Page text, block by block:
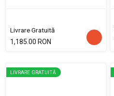
Livrare Gratuită
1,185.00 RON
LIVRARE GRATUITĂ